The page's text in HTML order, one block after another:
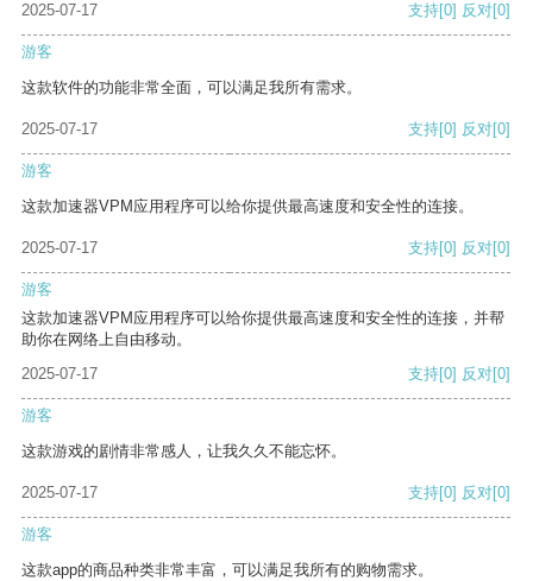
2025-07-17 支持[0] 反对[0]
游客
这款软件的功能非常全面，可以满足我所有需求。
2025-07-17 支持[0] 反对[0]
游客
这款加速器VPM应用程序可以给你提供最高速度和安全性的连接。
2025-07-17 支持[0] 反对[0]
游客
这款加速器VPM应用程序可以给你提供最高速度和安全性的连接，并帮
助你在网络上自由移动。
2025-07-17
支持[0] 反对[0]
游客
这款游戏的剧情非常感人，让我久久不能忘怀。
2025-07-17 支持[0] 反对[0]
游客
这款app的商品种类非常丰富，可以满足我所有的购物需求。